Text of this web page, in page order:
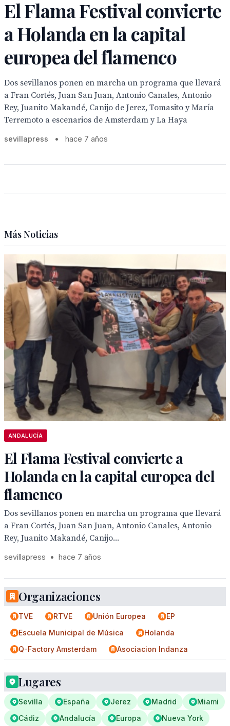
El Flama Festival convierte
a Holanda en la capital
europea del flamenco
Dos sevillanos ponen en marcha un programa que llevará
a Fran Cortés, Juan San Juan, Antonio Canales, Antonio
Rey, Juanito Makandé, Canijo de Jerez, Tomasito y María
Terremoto a escenarios de Amsterdam y La Haya
sevillapress • hace 7 años
Más Noticias
ANDALUCÍA
El Flama Festival convierte a
Holanda en la capital europea del
flamenco
Dos sevillanos ponen en marcha un programa que llevará
a Fran Cortés, Juan San Juan, Antonio Canales, Antonio
Rey, Juanito Makandé, Canijo...
sevillapress • hace 7 años
Organizaciones
TVE RTVE Unión Europea
EP
Escuela Municipal de Música
Holanda
Q-Factory Amsterdam
Asociacion Indanza
Lugares
Sevilla España Jerez Madrid
Miami
Cádiz
Andalucía Europa Nueva York